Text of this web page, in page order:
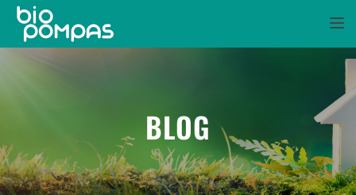
BLOG